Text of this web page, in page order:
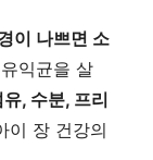
이 나쁘면 소
익균을 살
, 수분, 프리
이 장 건강의